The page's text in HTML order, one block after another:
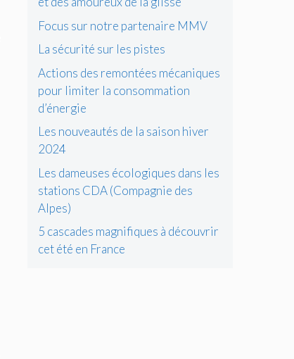
Focus sur notre partenaire MMV
La sécurité sur les pistes
Actions des remontées mécaniques
pour limiter la consommation
d’énergie
Les nouveautés de la saison hiver
2024
Les dameuses écologiques dans les
stations CDA (Compagnie des
Alpes)
5 cascades magnifiques à découvrir
cet été en France